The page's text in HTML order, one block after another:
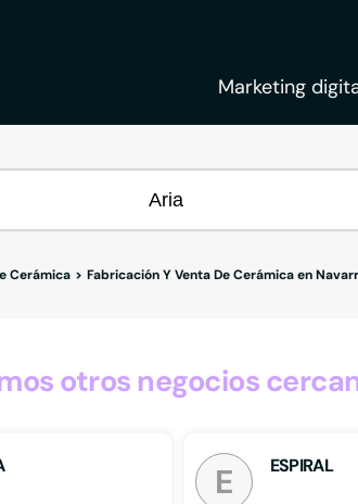
Marketing
Cerámica Fabricación Y Venta De Cerámica en
otros negocios
E ESPIRAL